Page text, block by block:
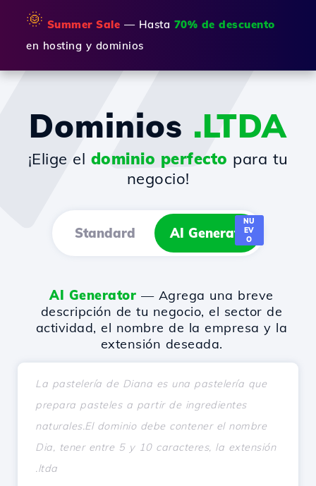
🌞 Summer Sale — Hasta 70% de descuento
en hosting y dominios
Dominios .LTDA
¡Elige el dominio perfecto para tu
negocio!
Standard AI Generator
NU
EV
O
AI Generator — Agrega una breve
descripción de tu negocio, el sector de
actividad, el nombre de la empresa y la
extensión deseada.